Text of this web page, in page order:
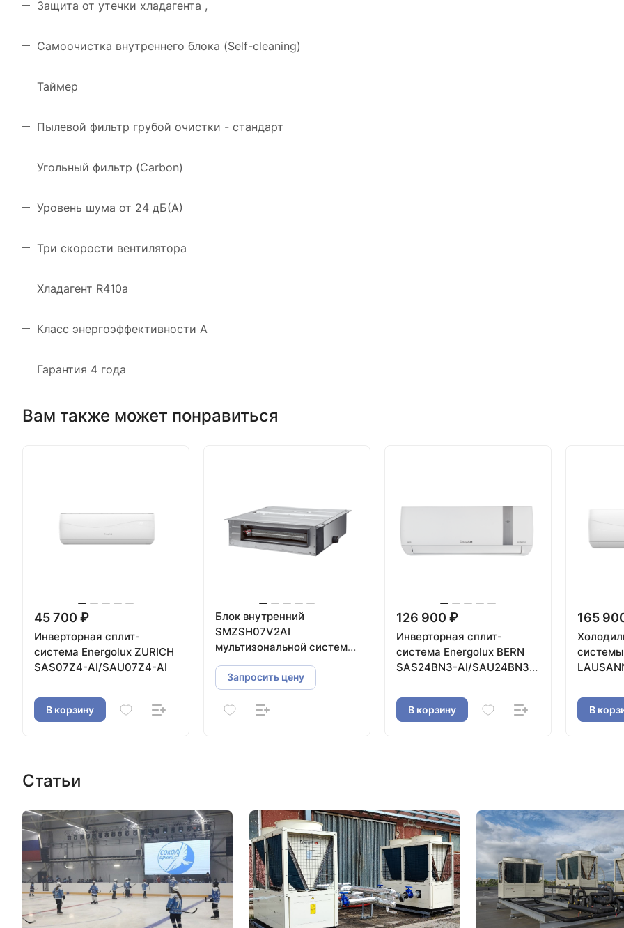
Защита от утечки хладагента ,
Самоочистка внутреннего блока (Self-cleaning)
Таймер
Пылевой фильтр грубой очистки - стандарт
Угольный фильтр (Carbon)
Уровень шума от 24 дБ(А)
Три скорости вентилятора
Хладагент R410a
Класс энергоэффективности A
Гарантия 4 года
Вам также может понравиться
45 700 ₽
Инверторная сплит-
система Energolux ZURICH
SAS07Z4-AI/SAU07Z4-AI
В корзину
Блок внутренний
SMZSH07V2AI
мультизональной системы,
канального типа, Energolux
Запросить цену
126 900 ₽
Инверторная сплит-
система Energolux BERN
SAS24BN3-AI/SAU24BN3-
В корзину
165
системы
В
Статьи